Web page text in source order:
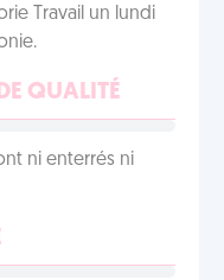
Travail un lundi
QUALITÉ
ni enterrés ni